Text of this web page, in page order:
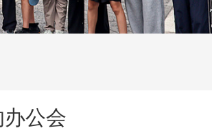
办公会